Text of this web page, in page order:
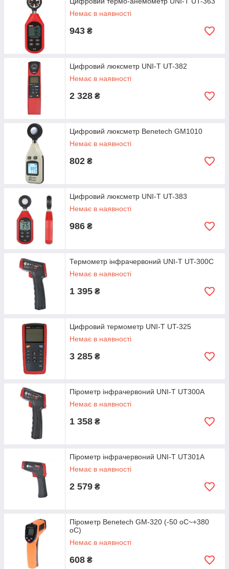
Немає в наявності
943 ₴
Цифровий люксметр UNI-T UT-382
Немає в наявності
2 328 ₴
Цифровий люксметр Benetech GM1010
Немає в наявності
802 ₴
Цифровий люксметр UNI-T UT-383
Немає в наявності
986 ₴
Термометр інфрачервоний UNI-T UT-300С
Немає в наявності
1 395 ₴
Цифровий термометр UNI-T UT-325
Немає в наявності
3 285 ₴
Пірометр інфрачервоний UNI-T UT300A
Немає в наявності
1 358 ₴
Пірометр інфрачервоний UNI-T UT301A
Немає в наявності
2 579 ₴
Пірометр Benetech GM-320 (-50 oC~+380
oC)
Немає в наявності
608 ₴